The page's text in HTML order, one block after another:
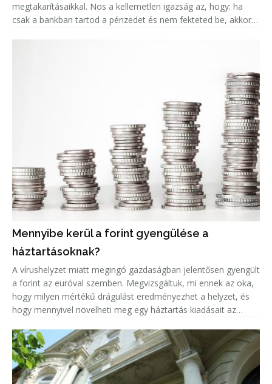
megtakarításaikkal. Nos a kellemetlen igazság az, hogy: ha
csak a bankban tartod a pénzedet és nem fekteted be, akkor
Mennyibe kerül a forint gyengülése a
háztartásoknak?
A vírushelyzet miatt megingó gazdaságban jelentősen gyengült
a forint az euróval szemben. Megvizsgáltuk, mi ennek az oka,
hogy milyen mértékű drágulást eredményezhet a helyzet, és
hogy mennyivel növelheti meg egy háztartás kiadásait az